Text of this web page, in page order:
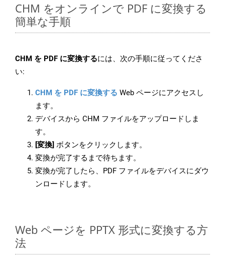
CHM をオンラインで PDF に変換する
簡単な手順
CHM を PDF に変換するには、次の手順に従ってくださ
い:
CHM を PDF に変換する Web ページにアクセスし
ます。
デバイスから CHM ファイルをアップロードしま
す。
[変換] ボタンをクリックします。
変換が完了するまで待ちます。
変換が完了したら、PDF ファイルをデバイスにダウ
ンロードします。
Web ページを PPTX 形式に変換する方
法